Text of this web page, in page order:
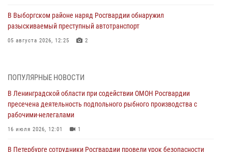
В Выборгском районе наряд Росгвардии обнаружил
разыскиваемый преступный автотранспорт
05 августа 2026, 12:25 2
Ленобласти
04 августа 2026, 14:05
В Зеленогорске сотрудники Росгвардии, став очевидцами
серьезного ДТП, вызвали на место происшествия спасателей, а
ПОПУЛЯРНЫЕ НОВОСТИ
В Ленинградской области при содействии ОМОН Росгвардии
пресечена деятельность подпольного рыбного производства с
рабочими-нелегалами
16 июля 2026, 12:01 1
В Петербурге сотрудники Росгвардии провели урок безопасности